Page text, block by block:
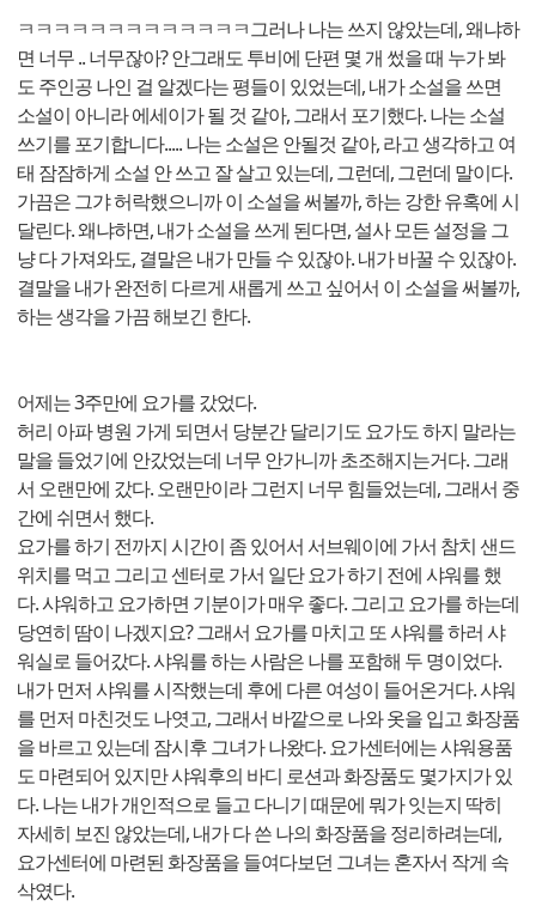
ㅋㅋㅋㅋㅋㅋㅋㅋㅋㅋㅋㅋㅋ그러나 나는 쓰지 않았는데, 왜냐하
면 너무 .. 너무잖아? 안그래도 투비에 단편 몇 개 썼을 때 누가 봐
도 주인공 나인 걸 알겠다는 평들이 있었는데, 내가 소설을 쓰면
소설이 아니라 에세이가 될 것 같아, 그래서 포기했다. 나는 소설
쓰기를 포기합니다..... 나는 소설은 안될것 같아, 라고 생각하고 여
태 잠잠하게 소설 안 쓰고 잘 살고 있는데, 그런데, 그런데 말이다.
가끔은 그갸 허락했으니까 이 소설을 써볼까, 하는 강한 유혹에 시
달린다. 왜냐하면, 내가 소설을 쓰게 된다면, 설사 모든 설정을 그
냥 다 가져와도, 결말은 내가 만들 수 있잖아. 내가 바꿀 수 있잖아.
결말을 내가 완전히 다르게 새롭게 쓰고 싶어서 이 소설을 써볼까,
하는 생각을 가끔 해보긴 한다.
어제는 3주만에 요가를 갔었다.
허리 아파 병원 가게 되면서 당분간 달리기도 요가도 하지 말라는
말을 들었기에 안갔었는데 너무 안가니까 초조해지는거다. 그래
서 오랜만에 갔다. 오랜만이라 그런지 너무 힘들었는데, 그래서 중
간에 쉬면서 했다.
요가를 하기 전까지 시간이 좀 있어서 서브웨이에 가서 참치 샌드
위치를 먹고 그리고 센터로 가서 일단 요가 하기 전에 샤워를 했
다. 샤워하고 요가하면 기분이가 매우 좋다. 그리고 요가를 하는데
당연히 땀이 나겠지요? 그래서 요가를 마치고 또 샤워를 하러 샤
워실로 들어갔다. 샤워를 하는 사람은 나를 포함해 두 명이었다.
내가 먼저 샤워를 시작했는데 후에 다른 여성이 들어온거다. 샤워
를 먼저 마친것도 나엿고, 그래서 바깥으로 나와 옷을 입고 화장품
을 바르고 있는데 잠시후 그녀가 나왔다. 요가센터에는 샤워용품
도 마련되어 있지만 샤워후의 바디 로션과 화장품도 몇가지가 있
다. 나는 내가 개인적으로 들고 다니기 때문에 뭐가 잇는지 딱히
자세히 보진 않았는데, 내가 다 쓴 나의 화장품을 정리하려는데,
요가센터에 마련된 화장품을 들여다보던 그녀는 혼자서 작게 속
삭였다.